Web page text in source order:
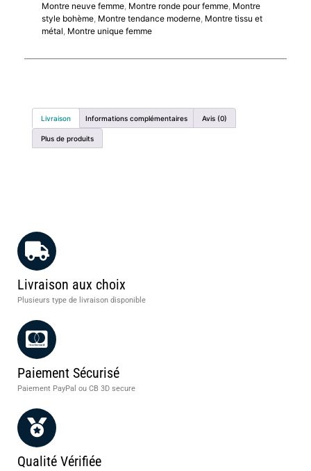
Montre neuve femme, Montre ronde pour femme, Montre
style bohème, Montre tendance moderne, Montre tissu et
métal, Montre unique femme
Livraison Informations complémentaires Avis (0)
Plus de produits
Livraison aux choix
Plusieurs type de livraison disponible
Paiement Sécurisé
Paiement PayPal ou CB 3D secure
Qualité Vérifiée